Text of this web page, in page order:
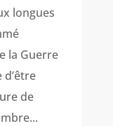
longues
la Guerre
d’être
de